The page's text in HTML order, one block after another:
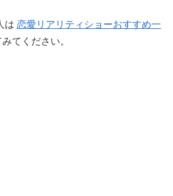
は 恋愛リアリティショーおすすめ一
てください。